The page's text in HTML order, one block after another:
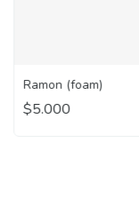
Ramon (foam)
$5.000